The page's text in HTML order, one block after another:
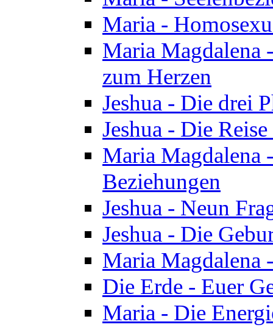
Maria -
Maria Magdalena
zum Herzen
Jeshua - Die drei
Jeshua - Die
Maria Magdalena
Beziehungen
Jeshua - Neun
Jeshua - Die
Maria Magdalena
Die Erde - Euer
Maria - Die